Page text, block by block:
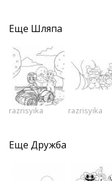
Еще Шляпа
razrisyika razrisyika
Еще Дружба